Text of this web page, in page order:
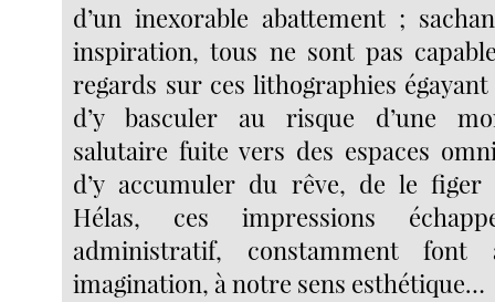
d’un inexorable abattement ;
inspiration, tous ne sont pas
regards sur ces lithographies
d’y basculer au risque d’une
salutaire fuite vers des espaces
d’y accumuler du rêve, de le figer
Hélas, ces impressions
administratif, constamment
imagination, à notre sens esthétique…